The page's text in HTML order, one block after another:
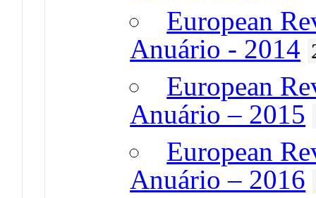
European
Anuário - 2014
European
Anuário – 2015
European
Anuário – 2016